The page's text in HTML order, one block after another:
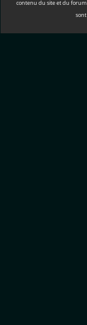
contenu du site et du forum